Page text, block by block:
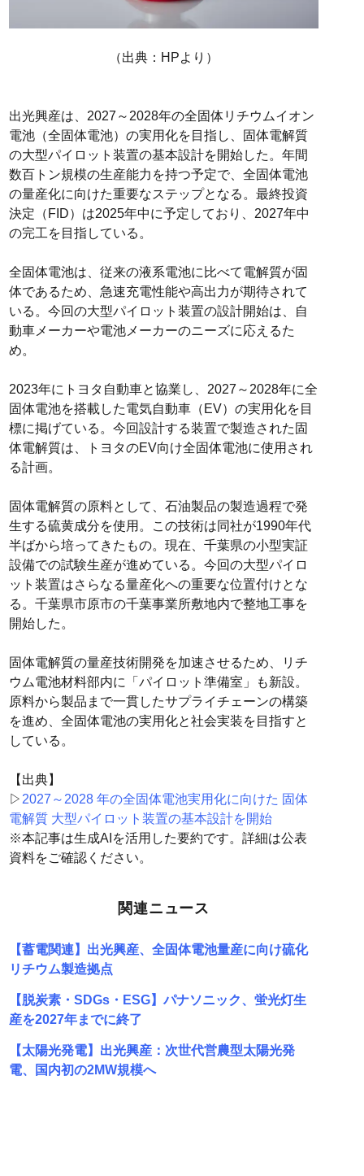
（出典：HPより）
出光興産は、2027～2028年の全固体リチウムイオン
電池（全固体電池）の実用化を目指し、固体電解質
の大型パイロット装置の基本設計を開始した。年間
数百トン規模の生産能力を持つ予定で、全固体電池
の量産化に向けた重要なステップとなる。最終投資
決定（FID）は2025年中に予定しており、2027年中
の完工を目指している。
全固体電池は、従来の液系電池に比べて電解質が固
体であるため、急速充電性能や高出力が期待されて
いる。今回の大型パイロット装置の設計開始は、自
動車メーカーや電池メーカーのニーズに応えるた
め。
2023年にトヨタ自動車と協業し、2027～2028年に全
固体電池を搭載した電気自動車（EV）の実用化を目
標に掲げている。今回設計する装置で製造された固
体電解質は、トヨタのEV向け全固体電池に使用され
る計画。
固体電解質の原料として、石油製品の製造過程で発
生する硫黄成分を使用。この技術は同社が1990年代
半ばから培ってきたもの。現在、千葉県の小型実証
設備での試験生産が進めている。今回の大型パイロ
ット装置はさらなる量産化への重要な位置付けとな
る。千葉県市原市の千葉事業所敷地内で整地工事を
開始した。
固体電解質の量産技術開発を加速させるため、リチ
ウム電池材料部内に「パイロット準備室」も新設。
原料から製品まで一貫したサプライチェーンの構築
を進め、全固体電池の実用化と社会実装を目指すと
している。
【出典】
▷ 2027～2028 年の全固体電池実用化に向けた 固体
電解質 大型パイロット装置の基本設計を開始
※本記事は生成AIを活用した要約です。詳細は公表
資料をご確認ください。
関連ニュース
【蓄電関連】出光興産、全固体電池量産に向け硫化
リチウム製造拠点
【脱炭素・SDGs・ESG】パナソニック、蛍光灯生
産を2027年までに終了
【太陽光発電】出光興産：次世代営農型太陽光発
電、国内初の2MW規模へ